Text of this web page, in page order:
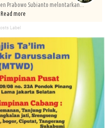
Prabowo Subianto melontarkan...
Read more
Label